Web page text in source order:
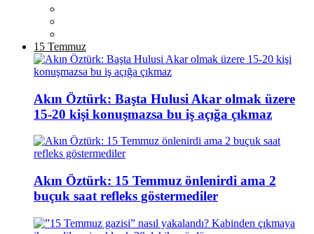
15 Temmuz
Akın Öztürk: Başta Hulusi Akar olmak üzere
15-20 kişi konuşmazsa bu iş açığa çıkmaz
Akın Öztürk: 15 Temmuz önlenirdi ama 2
buçuk saat refleks göstermediler